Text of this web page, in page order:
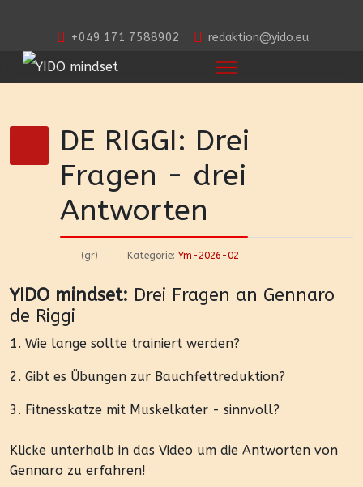
+049 171 7588902 redaktion@yido.eu
DE RIGGI: Drei
Fragen - drei
Antworten
(gr) Kategorie: Ym-2026-02
YIDO mindset: Drei Fragen an Gennaro
de Riggi
1. Wie lange sollte trainiert werden?
2. Gibt es Übungen zur Bauchfettreduktion?
3. Fitnesskatze mit Muskelkater - sinnvoll?
Klicke unterhalb in das Video um die Antworten von
Gennaro zu erfahren!